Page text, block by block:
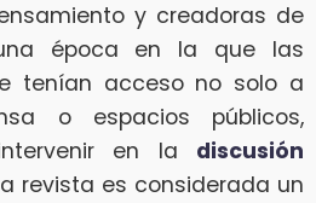
y creadoras de
época en la que las
tenían acceso no solo a
o espacios públicos,
en la discusión
revista es considerada un